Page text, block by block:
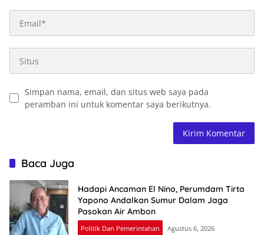
Simpan nama, email, dan situs web saya pada
peramban ini untuk komentar saya berikutnya.
Baca Juga
Hadapi Ancaman El Nino, Perumdam Tirta
Yapono Andalkan Sumur Dalam Jaga
Pasokan Air Ambon
Politik Dan Pemerintahan Agustus 6, 2026